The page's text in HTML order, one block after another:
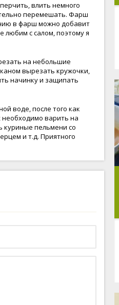
влить немного
перемешать. Фарш
в фарш можно добавит
любим с салом, поэтому я
на небольшие
вырезать кружочки,
начинку и защипать
воде, после того как
варить на
куриные пельмени со
и т.д. Приятного